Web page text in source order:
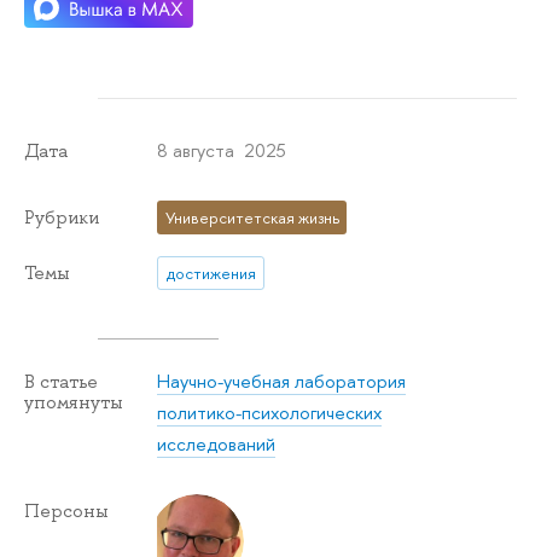
Дата 8 августа 2025
Рубрики Университетская жизнь
Темы достижения
В статье
упомянуты
Научно-учебная лаборатория
политико-психологических
исследований
Персоны